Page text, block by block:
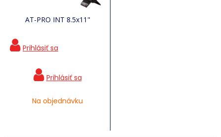
AT-PRO INT 8.5x11"
Na objednávku